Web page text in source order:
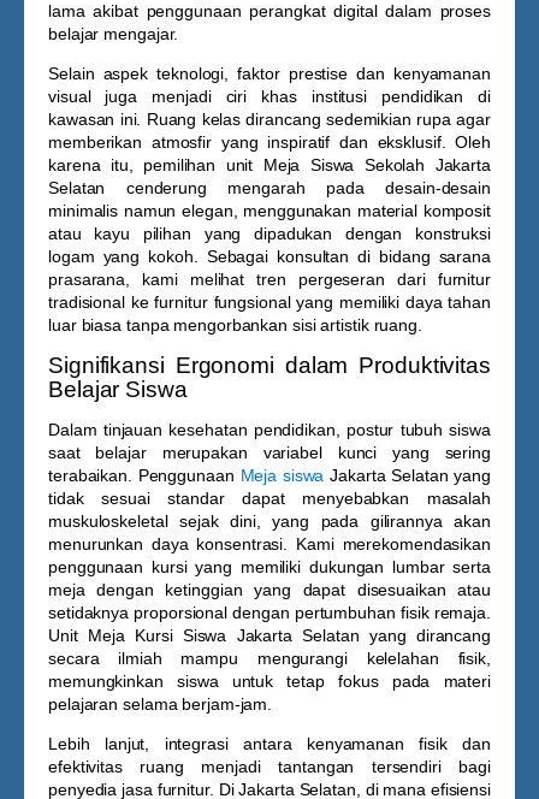
lama akibat penggunaan perangkat digital dalam proses
belajar mengajar.
Selain aspek teknologi, faktor prestise dan kenyamanan
visual juga menjadi ciri khas institusi pendidikan di
kawasan ini. Ruang kelas dirancang sedemikian rupa agar
memberikan atmosfir yang inspiratif dan eksklusif. Oleh
karena itu, pemilihan unit Meja Siswa Sekolah Jakarta
Selatan cenderung mengarah pada desain-desain
minimalis namun elegan, menggunakan material komposit
atau kayu pilihan yang dipadukan dengan konstruksi
logam yang kokoh. Sebagai konsultan di bidang sarana
prasarana, kami melihat tren pergeseran dari furnitur
tradisional ke furnitur fungsional yang memiliki daya tahan
luar biasa tanpa mengorbankan sisi artistik ruang.
Signifikansi Ergonomi dalam Produktivitas
Belajar Siswa
Dalam tinjauan kesehatan pendidikan, postur tubuh siswa
saat belajar merupakan variabel kunci yang sering
terabaikan. Penggunaan Meja siswa Jakarta Selatan yang
tidak sesuai standar dapat menyebabkan masalah
muskuloskeletal sejak dini, yang pada gilirannya akan
menurunkan daya konsentrasi. Kami merekomendasikan
penggunaan kursi yang memiliki dukungan lumbar serta
meja dengan ketinggian yang dapat disesuaikan atau
setidaknya proporsional dengan pertumbuhan fisik remaja.
Unit Meja Kursi Siswa Jakarta Selatan yang dirancang
secara ilmiah mampu mengurangi kelelahan fisik,
memungkinkan siswa untuk tetap fokus pada materi
pelajaran selama berjam-jam.
Lebih lanjut, integrasi antara kenyamanan fisik dan
efektivitas ruang menjadi tantangan tersendiri bagi
penyedia jasa furnitur. Di Jakarta Selatan, di mana efisiensi